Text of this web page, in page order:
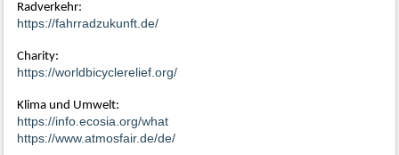
Radverkehr:
https://fahrradzukunft.de/
Charity:
https://worldbicyclerelief.org/
Klima und Umwelt:
https://info.ecosia.org/what
https://www.atmosfair.de/de/